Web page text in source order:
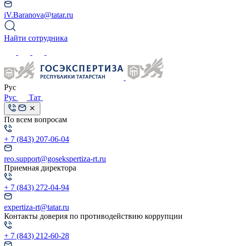
iV.Baranova@tatar.ru
Найти сотрудника
Рус
Рус
Тат
По всем вопросам
+ 7 (843) 207-06-04
reo.support@gosekspertiza-rt.ru
Приемная директора
+ 7 (843) 272-04-94
expertiza-rt@tatar.ru
Контакты доверия по противодействию коррупции
+ 7 (843) 212-60-28